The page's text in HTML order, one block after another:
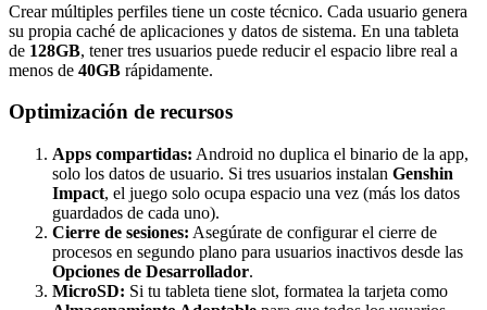
Crear múltiples perfiles tiene un coste técnico. Cada usuario genera
su propia caché de aplicaciones y datos de sistema. En una tableta
de 128GB, tener tres usuarios puede reducir el espacio libre real a
menos de 40GB rápidamente.
Optimización de recursos
Apps compartidas: Android no duplica el binario de la app,
solo los datos de usuario. Si tres usuarios instalan Genshin
Impact, el juego solo ocupa espacio una vez (más los datos
guardados de cada uno).
Cierre de sesiones: Asegúrate de configurar el cierre de
procesos en segundo plano para usuarios inactivos desde las
Opciones de Desarrollador.
MicroSD: Si tu tableta tiene slot, formatea la tarjeta como